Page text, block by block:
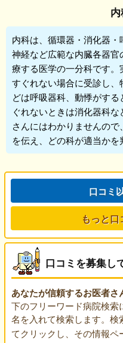
内科は、循環器・消化器・
神経など広範な内臓各器
療する医学の一分科です
すぐれない場合に受診し
どは呼吸器科、動悸がす
ぐれないときは消化器科
さんにはわかりませんの
を伝え、どの科が適当かを
口コミ
もっと
口コミを募集し
あなたが信頼するお医者さ
下のフリーワード病院検
名を入れて検索します。
てクリックし、その情報ペ